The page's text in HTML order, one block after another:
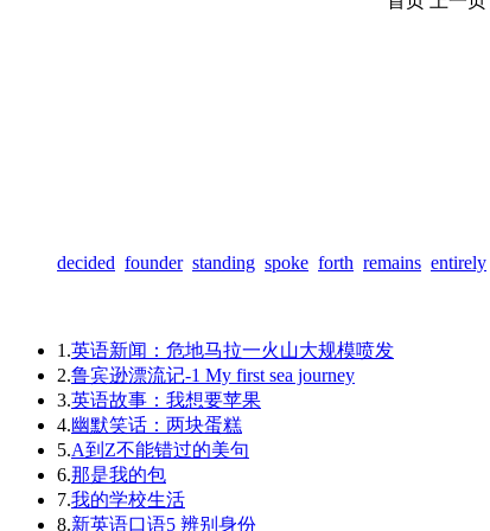
decided founder standing spoke forth remains entirely
1.英语新闻：危地马拉一火山大规模喷发
2.鲁宾逊漂流记-1 My first sea journey
3.英语故事：我想要苹果
4.幽默笑话：两块蛋糕
5.A到Z不能错过的美句
6.那是我的包
7.我的学校生活
8.新英语口语5 辨别身份